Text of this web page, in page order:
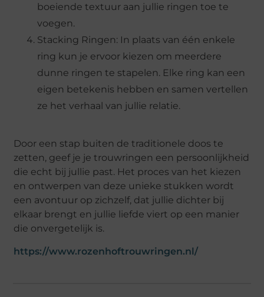
boeiende textuur aan jullie ringen toe te
voegen.
Stacking Ringen: In plaats van één enkele
ring kun je ervoor kiezen om meerdere
dunne ringen te stapelen. Elke ring kan een
eigen betekenis hebben en samen vertellen
ze het verhaal van jullie relatie.
Door een stap buiten de traditionele doos te
zetten, geef je je trouwringen een persoonlijkheid
die echt bij jullie past. Het proces van het kiezen
en ontwerpen van deze unieke stukken wordt
een avontuur op zichzelf, dat jullie dichter bij
elkaar brengt en jullie liefde viert op een manier
die onvergetelijk is.
https://www.rozenhoftrouwringen.nl/